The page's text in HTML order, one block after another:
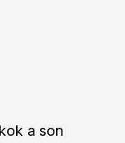
a son